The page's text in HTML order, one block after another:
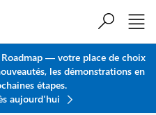
— votre place de choix
les démonstrations en
étapes.
aujourd'hui